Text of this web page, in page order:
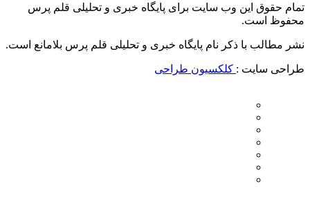
تمام حقوق این وب سایت برای پایگاه خبری و تحلیلی قلم پرس
محفوظ است.
نشر مطالب با ذکر نام پایگاه خبری و تحلیلی قلم پرس بلامانع است.
طراحی سایت : کلکسیون طراحی